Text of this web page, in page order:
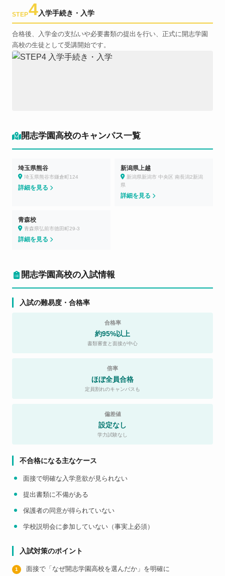
STEP4入学手続き・入学
合格後、入学金の支払いや必要書類の提出を行い、正式に開志学園
高校の生徒として受講開始です。
開志学園高校のキャンパス一覧
埼玉県熊谷
埼玉県熊谷市鎌倉町124
詳細を見る
新潟県上越
新潟県新潟市 中央区 南長潟2新潟
県
詳細を見る
青森校
青森県弘前市徳田町29-3
詳細を見る
開志学園高校の入試情報
入試の難易度・合格率
合格率
約95%以上
書類審査と面接が中心
倍率
ほぼ全員合格
定員割れのキャンパスも
偏差値
設定なし
学力試験なし
不合格になる主なケース
面接で明確な入学意欲が見られない
提出書類に不備がある
保護者の同意が得られていない
学校説明会に参加していない（事実上必須）
入試対策のポイント
面接で「なぜ開志学園高校を選んだか」を明確に